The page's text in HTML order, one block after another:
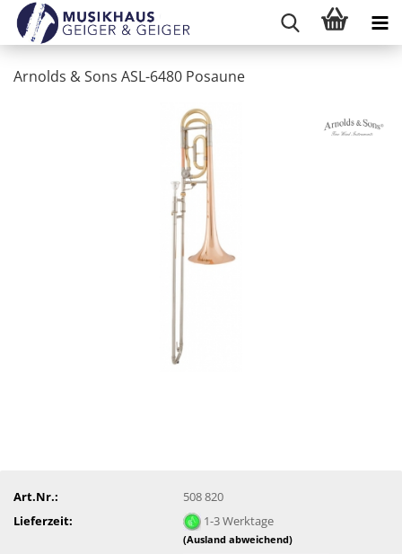
Arnolds & Sons ASL-6480 Posaune
Art.Nr.:
508 820
Lieferzeit:
1-3 Werktage
(Ausland abweichend)